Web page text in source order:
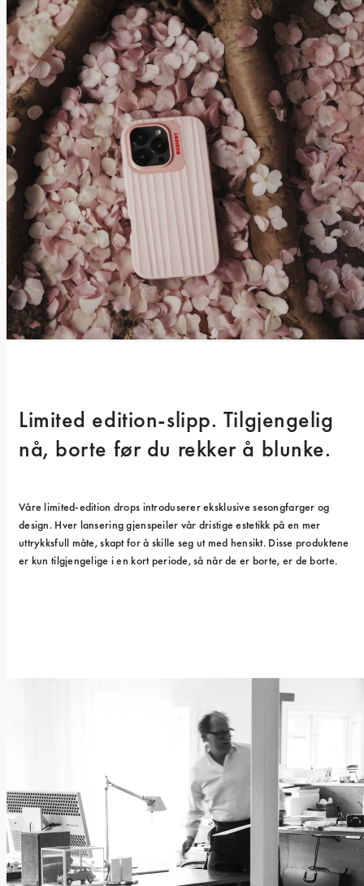
Limited edition-slipp. Tilgjengelig
nå, borte før du rekker å blunke.
Våre limited-edition drops introduserer eksklusive sesongfarger og
design. Hver lansering gjenspeiler vår dristige estetikk på en mer
uttrykksfull måte, skapt for å skille seg ut med hensikt. Disse produktene
er kun tilgjengelige i en kort periode, så når de er borte, er de borte.